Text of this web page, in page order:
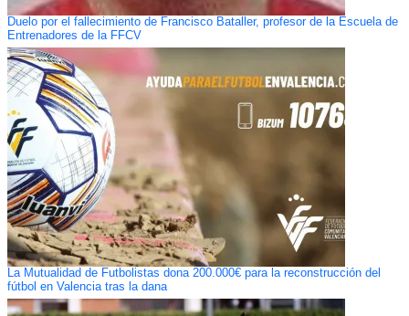
Duelo por el fallecimiento de Francisco Bataller, profesor de la Escuela de
Entrenadores de la FFCV
La Mutualidad de Futbolistas dona 200.000€ para la reconstrucción del
fútbol en Valencia tras la dana